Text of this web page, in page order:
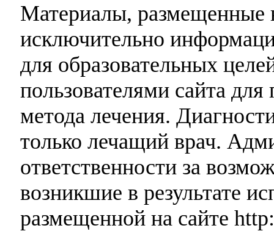
Материалы, размещенные
исключительно
для образовательных
пользователями сайта
метода лечения.
только лечащий врач.
ответственности за
возникшие в результате
размещенной на сайте